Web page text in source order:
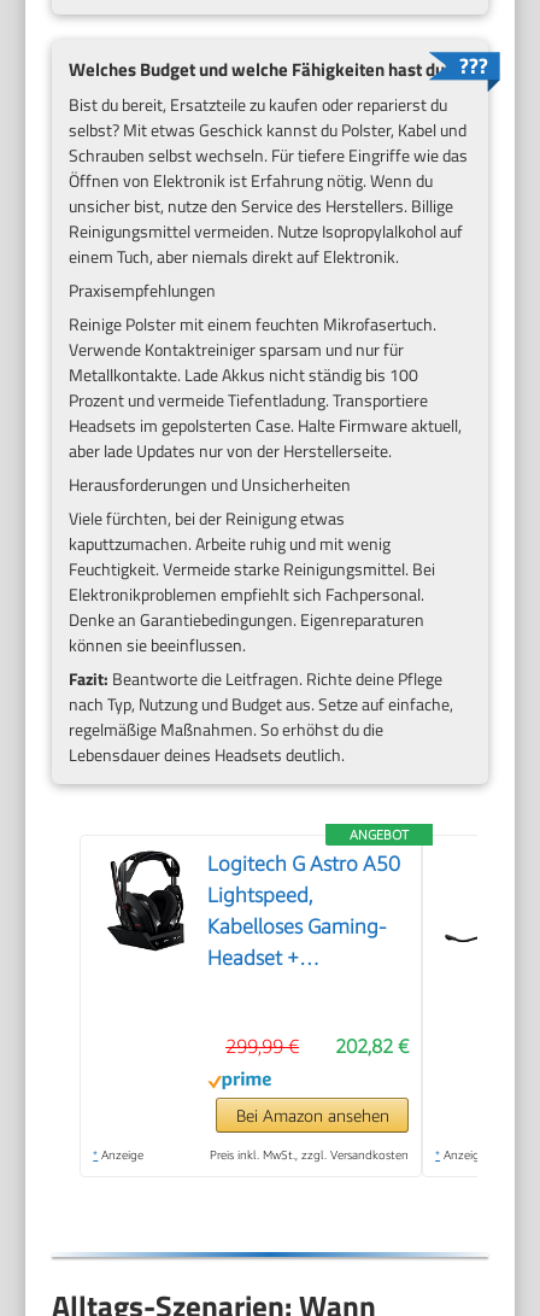
Welches Budget und welche Fähigkeiten hast du?
Bist du bereit, Ersatzteile zu kaufen oder reparierst du
selbst? Mit etwas Geschick kannst du Polster, Kabel und
Schrauben selbst wechseln. Für tiefere Eingriffe wie das
Öffnen von Elektronik ist Erfahrung nötig. Wenn du
unsicher bist, nutze den Service des Herstellers. Billige
Reinigungsmittel vermeiden. Nutze Isopropylalkohol auf
einem Tuch, aber niemals direkt auf Elektronik.
Praxisempfehlungen
Reinige Polster mit einem feuchten Mikrofasertuch.
Verwende Kontaktreiniger sparsam und nur für
Metallkontakte. Lade Akkus nicht ständig bis 100
Prozent und vermeide Tiefentladung. Transportiere
Headsets im gepolsterten Case. Halte Firmware aktuell,
aber lade Updates nur von der Herstellerseite.
Herausforderungen und Unsicherheiten
Viele fürchten, bei der Reinigung etwas
kaputtzumachen. Arbeite ruhig und mit wenig
Feuchtigkeit. Vermeide starke Reinigungsmittel. Bei
Elektronikproblemen empfiehlt sich Fachpersonal.
Denke an Garantiebedingungen. Eigenreparaturen
können sie beeinflussen.
Fazit: Beantworte die Leitfragen. Richte deine Pflege
nach Typ, Nutzung und Budget aus. Setze auf einfache,
regelmäßige Maßnahmen. So erhöhst du die
Lebensdauer deines Headsets deutlich.
ANGEBOT
Logitech G Astro A50
Lightspeed,
Kabelloses Gaming-
Headset +
202,82 €
299,99 €
Bei Amazon ansehen
* Anzeige Preis inkl. MwSt., zzgl. Versandkosten * Anzeige
Alltags-Szenarien: Wann